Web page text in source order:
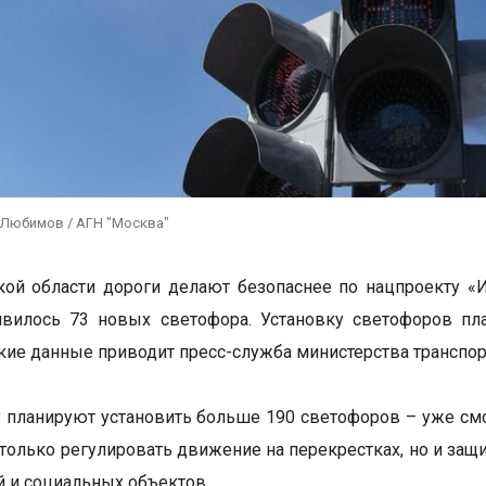
/ АГН "Москва"
области дороги делают безопаснее по нацпроекту
73 новых светофора. Установку светофоров
данные приводит пресс-служба министерства
планируют установить больше 190 светофоров – уже
регулировать движение на перекрестках, но и